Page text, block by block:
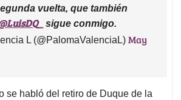
vuelta, que también
sigue conmigo.
L (@PalomaValenciaL) May
se habló del retiro de Duque de la